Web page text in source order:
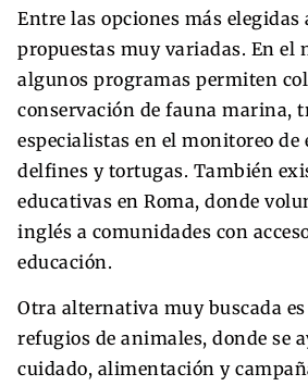
Entre las opciones más elegidas
propuestas muy variadas. En el
algunos programas permiten
conservación de fauna marina,
especialistas en el monitoreo de
delfines y tortugas. También
educativas en Roma, donde
inglés a comunidades con
educación.
Otra alternativa muy buscada
refugios de animales, donde se
cuidado, alimentación y